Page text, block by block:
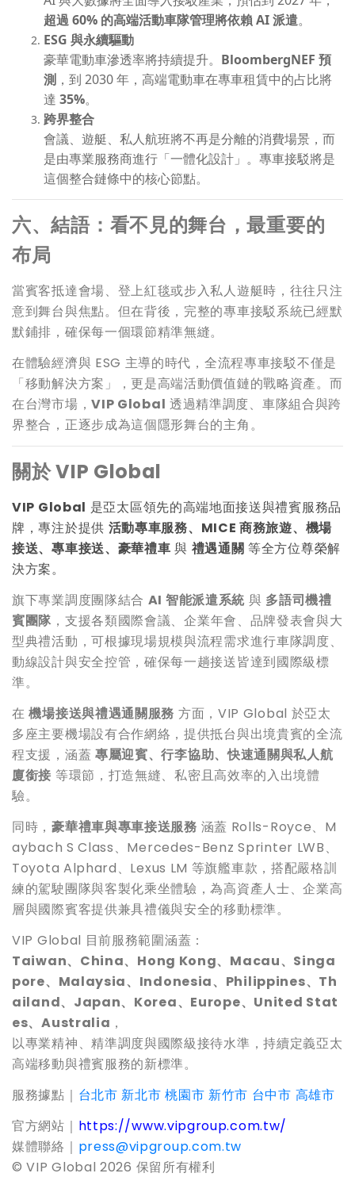
超過 60% 的高端活動車隊管理將依賴 AI 派遣。
ESG 與永續驅動
豪華電動車滲透率將持續提升。 BloombergNEF 預
測 ，到 2030 年，高端電動車在專車租賃中的占比將
達 35%。
跨界整合
會議、遊艇、私人航班將不再是分離的消費場景，而
是由專業服務商進行「一體化設計」。專車接駁將是
這個整合鏈條中的核心節點。
六、結語：看不見的舞台，最重要的
布局
當賓客抵達會場、登上紅毯或步入私人遊艇時，往往只注
意到舞台與焦點。但在背後，完整的專車接駁系統已經默
默鋪排，確保每一個環節精準無縫。
在體驗經濟與 ESG 主導的時代，全流程專車接駁不僅是
「移動解決方案」，更是高端活動價值鏈的戰略資產。而
在台灣市場，VIP Global 透過精準調度、車隊組合與跨
界整合，正逐步成為這個隱形舞台的主角。
關於 VIP Global
VIP Global 是亞太區領先的高端地面接送與禮賓服務品
牌，專注於提供 活動專車服務、MICE 商務旅遊、機場
接送、專車接送、豪華禮車 與 禮遇通關 等全方位尊榮解
決方案。
旗下專業調度團隊結合 AI 智能派遣系統 與 多語司機禮
賓團隊 ，支援各類國際會議、企業年會、品牌發表會與大
型典禮活動，可根據現場規模與流程需求進行車隊調度、
動線設計與安全控管，確保每一趟接送皆達到國際級標
準。
在機場接送與禮遇通關服務 方面，VIP Global 於亞太
多座主要機場設有合作網絡，提供抵台與出境貴賓的全流
程支援，涵蓋 專屬迎賓、行李協助、快速通關與私人航
廈銜接 等環節，打造無縫、私密且高效率的入出境體
驗。
同時，豪華禮車與專車接送服務 涵蓋 Rolls-Royce、M
aybach S Class、Mercedes-Benz Sprinter LWB、
Toyota Alphard、Lexus LM 等旗艦車款，搭配嚴格訓
練的駕駛團隊與客製化乘坐體驗，為高資產人士、企業高
層與國際賓客提供兼具禮儀與安全的移動標準。
VIP Global 目前服務範圍涵蓋：
Taiwan、China、Hong Kong、Macau、Singa
pore、Malaysia、Indonesia、Philippines、Th
ailand、Japan、Korea、Europe、United Stat
es、Australia ，
以專業精神、精準調度與國際級接待水準，持續定義亞太
高端移動與禮賓服務的新標準。
服務據點｜ 台北市 新北市 桃園市 新竹市 台中市 高雄市
官方網站｜ https://www.vipgroup.com.tw/
媒體聯絡｜ press@vipgroup.com.tw
© VIP Global 2026 保留所有權利